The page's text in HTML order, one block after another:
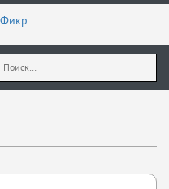
Найти: